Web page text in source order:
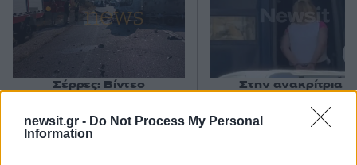
newsit.gr - Do Not Process My Personal
Information
Σέρρες: Βίντεο
τροχαίο με νεκρούς μητέρα
και γιο – Ο οδηγός του
φορτηγού κατέγραψε τη
Στην ανακρίτρια η
46χρονη που
για τον φονικό
της Marfin